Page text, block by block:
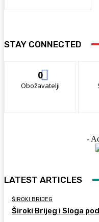
STAY CONNECTED
0
Obožavatelji
-
LATEST ARTICLES
ŠIROKI BRIJEG
Široki Brijeg i Sloga